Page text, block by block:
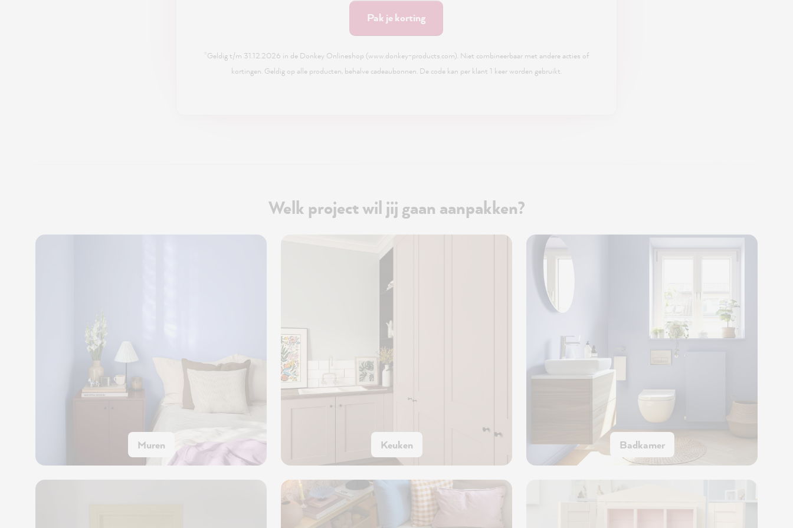
Pak je korting
*Geldig t/m 31.12.2026 in de Donkey Onlineshop (www.donkey-products.com). Niet combineerbaar met andere acties of
kortingen. Geldig op alle producten, behalve cadeaubonnen. De code kan per klant 1 keer worden gebruikt.
Welk project wil jij gaan aanpakken?
Muren Keuken Badkamer